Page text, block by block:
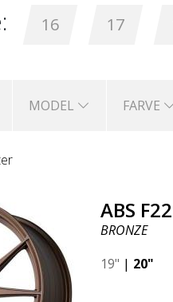
16 17
MODEL FARVE
ABS F22
BRONZE
19" | 20"